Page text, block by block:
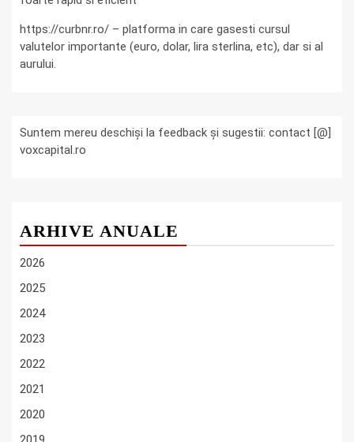
https://curbnr.ro/ – platforma in care gasesti cursul
valutelor importante (euro, dolar, lira sterlina, etc), dar si al
aurului.
Suntem mereu deschiși la feedback și sugestii: contact [@]
voxcapital.ro
ARHIVE ANUALE
2026
2025
2024
2023
2022
2021
2020